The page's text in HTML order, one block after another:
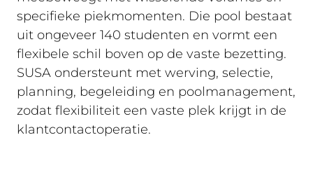
specifieke piekmomenten. Die pool bestaat
uit ongeveer 140 studenten en vormt een
flexibele schil boven op de vaste bezetting.
SUSA ondersteunt met werving, selectie,
planning, begeleiding en poolmanagement,
zodat flexibiliteit een vaste plek krijgt in de
klantcontactoperatie.